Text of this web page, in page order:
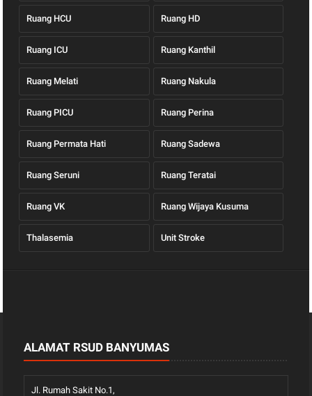
Ruang HCU Ruang HD
Ruang ICU Ruang Kanthil
Ruang Melati Ruang Nakula
Ruang PICU Ruang Perina
Ruang Permata Hati Ruang Sadewa
Ruang Seruni Ruang Teratai
Ruang VK Ruang Wijaya Kusuma
Thalasemia Unit Stroke
ALAMAT RSUD BANYUMAS
Jl. Rumah Sakit No.1,